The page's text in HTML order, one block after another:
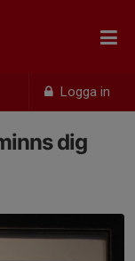
Logga in
dig